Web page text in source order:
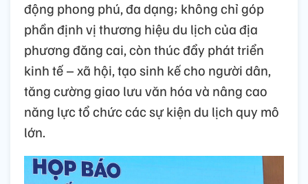
động phong phú, đa dạng; không chỉ góp
phần định vị thương hiệu du lịch của địa
phương đăng cai, còn thúc đẩy phát triển
kinh tế – xã hội, tạo sinh kế cho người dân,
tăng cường giao lưu văn hóa và nâng cao
năng lực tổ chức các sự kiện du lịch quy mô
lớn.